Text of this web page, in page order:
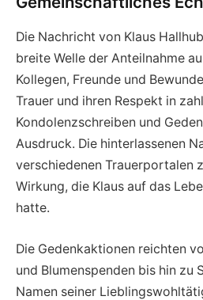
Die Nachricht von Klaus
breite Welle der Anteilnahme
Kollegen, Freunde und
Trauer und ihren Respekt in
Kondolenzschreiben und
Ausdruck. Die hinterlassenen
verschiedenen Trauerportalen
Wirkung, die Klaus auf das
hatte.
Die Gedenkaktionen reichten
und Blumenspenden bis hin zu
Namen seiner